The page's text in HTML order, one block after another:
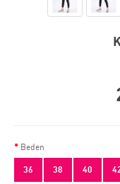
Beden
36 38 40